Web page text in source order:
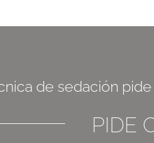
de sedación
PIDE